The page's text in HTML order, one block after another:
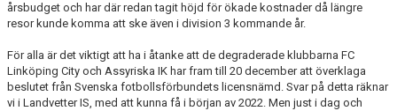
årsbudget och har där redan tagit höjd för ökade kostnader då längre
resor kunde komma att ske även i division 3 kommande år.
För alla är det viktigt att ha i åtanke att de degraderade klubbarna FC
Linköping City och Assyriska IK har fram till 20 december att överklaga
beslutet från Svenska fotbollsförbundets licensnämd. Svar på detta räknar
vi i Landvetter IS, med att kunna få i början av 2022. Men just i dag och